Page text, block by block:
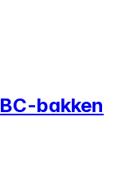
bakken